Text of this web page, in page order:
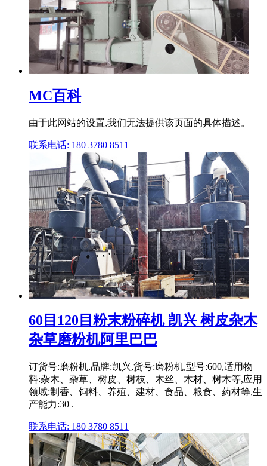
MC百科
由于此网站的设置,我们无法提供该页面的具体描述。
联系电话: 180 3780 8511
60目120目粉末粉碎机 凯兴 树皮杂木
杂草磨粉机阿里巴巴
订货号:磨粉机,品牌:凯兴,货号:磨粉机,型号:600,适用物
料:杂木、杂草、树皮、树枝、木丝、木材、树木等,应用
领域:制香、饲料、养殖、建材、食品、粮食、药材等,生
产能力:30 .
联系电话: 180 3780 8511